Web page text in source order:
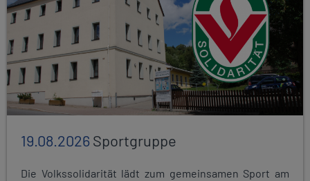
19.08.2026Sportgruppe
Die Volkssolidarität lädt zum gemeinsamen Sport am